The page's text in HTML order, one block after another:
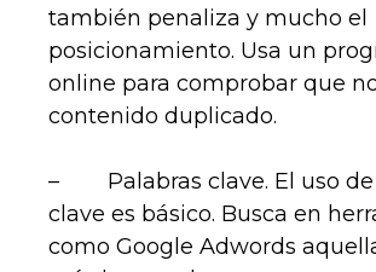
también penaliza y mucho el
posicionamiento. Usa un
online para comprobar que
contenido duplicado.
– Palabras clave. El uso de
clave es básico. Busca en
como Google Adwords